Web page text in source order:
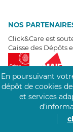
NOS
Click&Care est
Caisse des Dépôts
EXPERTS À
Un besoin de
En poursuivant
dépôt de cookies
et services